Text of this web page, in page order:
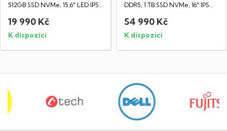
512GB SSD NVMe, 15,6" LED IPS
19 990 Kč
K dispozici
DDR5, 1 TB SSD NVMe, 16" IPS
54 990 Kč
K dispozici